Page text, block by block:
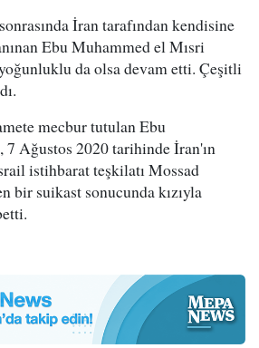
İran tarafından kendisine
Ebu Muhammed el Mısri
da olsa devam etti. Çeşitli
mecbur tutulan Ebu
Ağustos 2020 tarihinde İran'ın
istihbarat teşkilatı Mossad
bir suikast sonucunda kızıyla